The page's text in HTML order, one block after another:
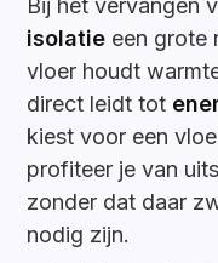
Bij het vervangen
isolatie een grote
vloer houdt
direct leidt tot
kiest voor een
profiteer je van
zonder dat daar
nodig zijn.